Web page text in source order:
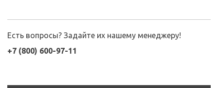
Есть вопросы? Задайте их нашему менеджеру!
+7 (800) 600-97-11